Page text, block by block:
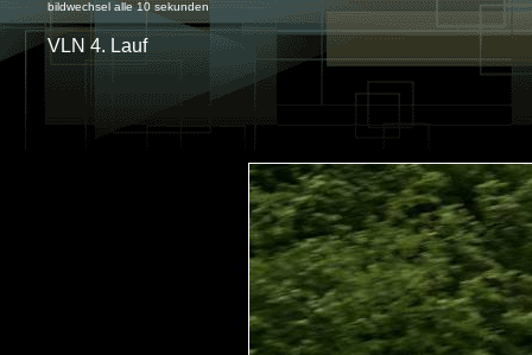
bildwechsel alle 10 sekunden
VLN 4. Lauf